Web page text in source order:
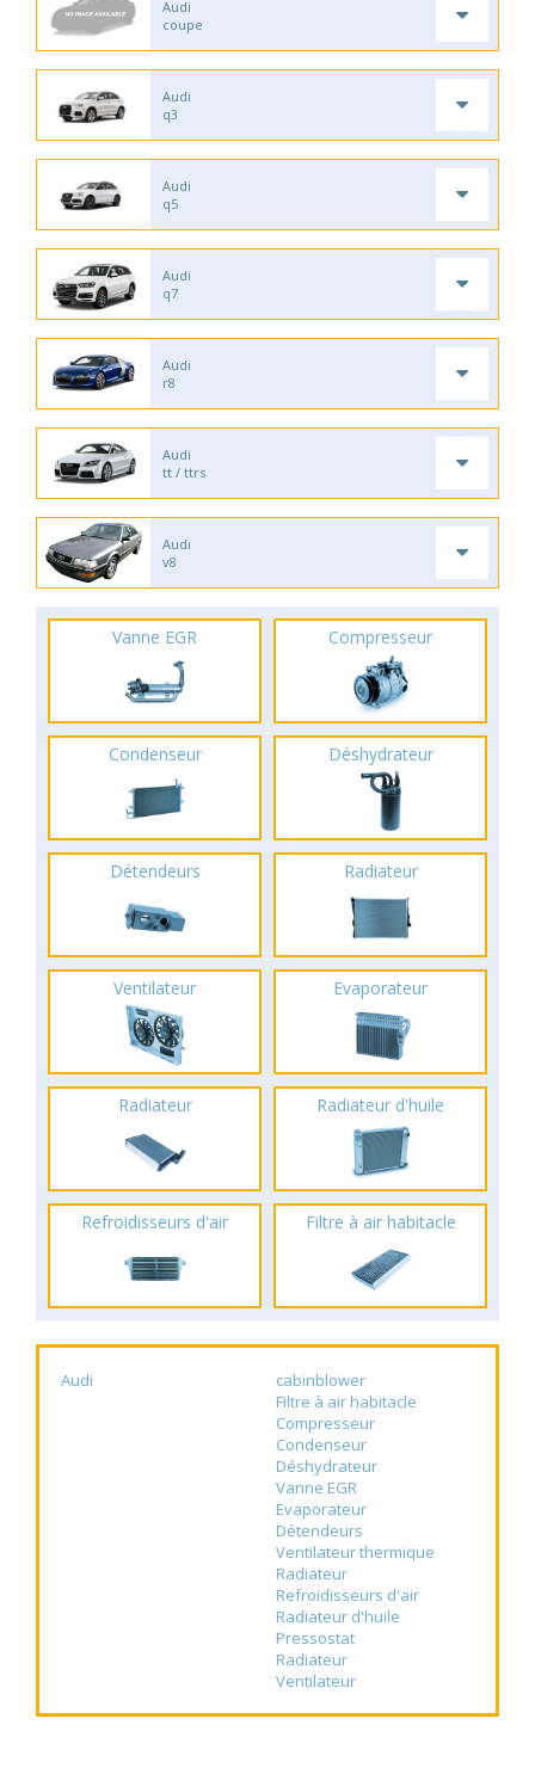
Audi
coupe
Audi
q3
Audi
q5
Audi
q7
Audi
r8
Audi
tt / ttrs
Audi
v8
Vanne EGR Compresseur
Condenseur Déshydrateur
Détendeurs Radiateur
Ventilateur Evaporateur
Radiateur Radiateur d'huile
Refroidisseurs d'air Filtre à air habitacle
Audi
cabinblower
Filtre à air habitacle
Compresseur
Condenseur
Déshydrateur
Vanne EGR
Evaporateur
Détendeurs
Ventilateur thermique
Radiateur
Refroidisseurs d'air
Radiateur d'huile
Pressostat
Radiateur
Ventilateur